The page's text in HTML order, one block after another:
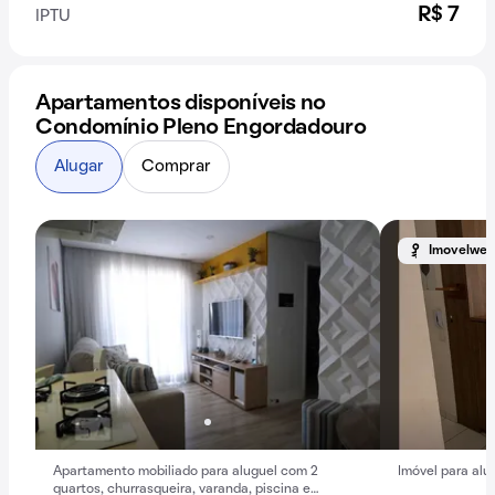
IPTU R$ 7
Apartamentos disponíveis no
Condomínio Pleno Engordadouro
Apartamento mobiliado para aluguel com 2
quartos, churrasqueira, varanda, piscina e
Imovelweb
Imóvel para
Alugar Comprar